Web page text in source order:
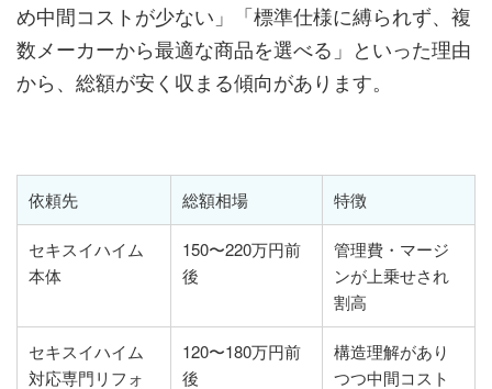
め中間コストが少ない」「標準仕様に縛られず、複
数メーカーから最適な商品を選べる」といった理由
から、総額が安く収まる傾向があります。
依頼先 総額相場 特徴
セキスイハイム
本体
150〜220万円前
後
管理費・マージ
ンが上乗せされ
割高
セキスイハイム
対応専門リフォ
120〜180万円前
後
構造理解があり
つつ中間コスト